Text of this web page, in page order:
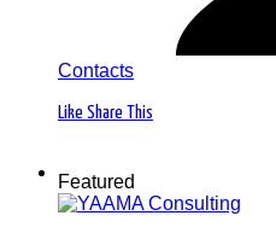
Contacts
Like Share This
Featured